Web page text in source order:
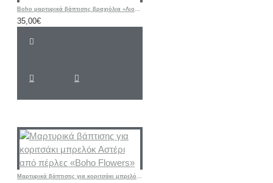
Boho μαρτυρικά βάπτισης βραχιόλια «Λιοντάρι / ΣΑΦΑΡΙ / Ζωάκια”
35,00€
Μαρτυρικά βάπτισης για κοριτσάκι μπρελόκ Αστέρι από πέρλες «Boho Flowers»